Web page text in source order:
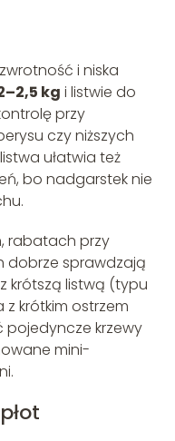
i niska
kg i listwie do
przy
czy niższych
ułatwia też
bo nadgarstek nie
rabatach przy
dobrze sprawdzają
krótszą listwą (typu
z krótkim ostrzem
krzewy
mini-